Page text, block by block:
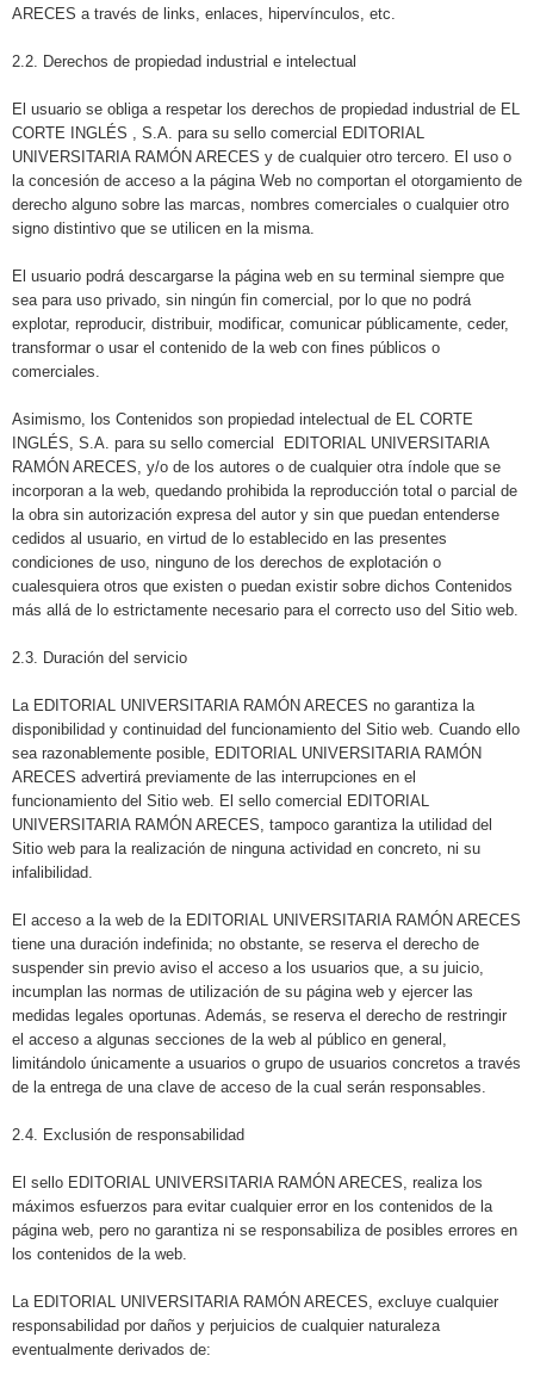
ARECES a través de links, enlaces, hipervínculos, etc.
2.2. Derechos de propiedad industrial e intelectual
El usuario se obliga a respetar los derechos de propiedad industrial de EL
CORTE INGLÉS , S.A. para su sello comercial EDITORIAL
UNIVERSITARIA RAMÓN ARECES y de cualquier otro tercero. El uso o
la concesión de acceso a la página Web no comportan el otorgamiento de
derecho alguno sobre las marcas, nombres comerciales o cualquier otro
signo distintivo que se utilicen en la misma.
El usuario podrá descargarse la página web en su terminal siempre que
sea para uso privado, sin ningún fin comercial, por lo que no podrá
explotar, reproducir, distribuir, modificar, comunicar públicamente, ceder,
transformar o usar el contenido de la web con fines públicos o
comerciales.
Asimismo, los Contenidos son propiedad intelectual de EL CORTE
INGLÉS, S.A. para su sello comercial EDITORIAL UNIVERSITARIA
RAMÓN ARECES, y/o de los autores o de cualquier otra índole que se
incorporan a la web, quedando prohibida la reproducción total o parcial de
la obra sin autorización expresa del autor y sin que puedan entenderse
cedidos al usuario, en virtud de lo establecido en las presentes
condiciones de uso, ninguno de los derechos de explotación o
cualesquiera otros que existen o puedan existir sobre dichos Contenidos
más allá de lo estrictamente necesario para el correcto uso del Sitio web.
2.3. Duración del servicio
La EDITORIAL UNIVERSITARIA RAMÓN ARECES no garantiza la
disponibilidad y continuidad del funcionamiento del Sitio web. Cuando ello
sea razonablemente posible, EDITORIAL UNIVERSITARIA RAMÓN
ARECES advertirá previamente de las interrupciones en el
funcionamiento del Sitio web. El sello comercial EDITORIAL
UNIVERSITARIA RAMÓN ARECES, tampoco garantiza la utilidad del
Sitio web para la realización de ninguna actividad en concreto, ni su
infalibilidad.
El acceso a la web de la EDITORIAL UNIVERSITARIA RAMÓN ARECES
tiene una duración indefinida; no obstante, se reserva el derecho de
suspender sin previo aviso el acceso a los usuarios que, a su juicio,
incumplan las normas de utilización de su página web y ejercer las
medidas legales oportunas. Además, se reserva el derecho de restringir
el acceso a algunas secciones de la web al público en general,
limitándolo únicamente a usuarios o grupo de usuarios concretos a través
de la entrega de una clave de acceso de la cual serán responsables.
2.4. Exclusión de responsabilidad
El sello EDITORIAL UNIVERSITARIA RAMÓN ARECES, realiza los
máximos esfuerzos para evitar cualquier error en los contenidos de la
página web, pero no garantiza ni se responsabiliza de posibles errores en
los contenidos de la web.
La EDITORIAL UNIVERSITARIA RAMÓN ARECES, excluye cualquier
responsabilidad por daños y perjuicios de cualquier naturaleza
eventualmente derivados de: